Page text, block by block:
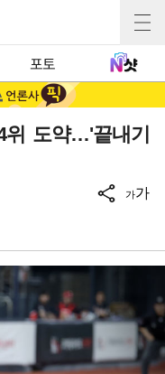
포토
도약…'끝내기
가가